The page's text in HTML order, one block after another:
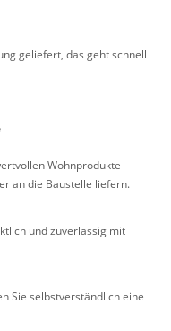
geliefert, das geht schnell
Wohnprodukte
an die Baustelle liefern.
und zuverlässig mit
Sie selbstverständlich eine